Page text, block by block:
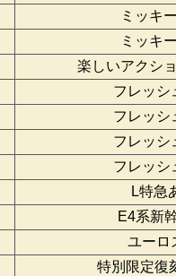
ミッキ
ミッキ
楽しいアクシ
フレッシ
フレッシ
フレッシ
フレッシ
L特急
E4系新
ユーロ
特別限定復